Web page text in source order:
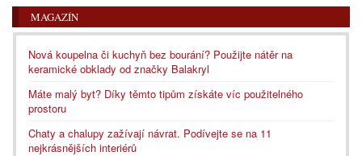
MAGAZÍN
Nová koupelna či kuchyň bez bourání? Použijte nátěr na
keramické obklady od značky Balakryl
Máte malý byt? Díky těmto tipům získáte víc použitelného
prostoru
Chaty a chalupy zažívají návrat. Podívejte se na 11
nejkrásnějších interiérů